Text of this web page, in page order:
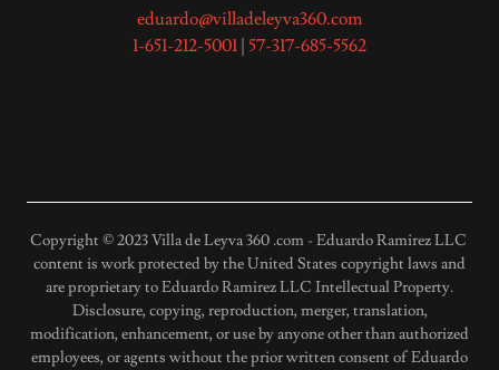
eduardo@villadeleyva360.com
1-651-212-5001 57-317-685-5562
Copyright © 2023 Villa de Leyva 360 .com - Eduardo Ramirez LLC
content is work protected by the United States copyright laws and
are proprietary to Eduardo Ramirez LLC Intellectual Property.
Disclosure, copying, reproduction, merger, translation,
modification, enhancement, or use by anyone other than authorized
employees, or agents without the prior written consent of Eduardo